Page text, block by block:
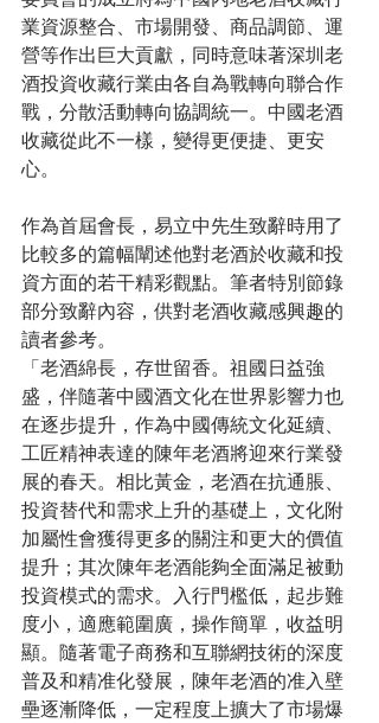
業資源整合、市場開發、商品調節、運
營等作出巨大貢獻，同時意味著深圳老
酒投資收藏行業由各自為戰轉向聯合作
戰，分散活動轉向協調統一。中國老酒
收藏從此不一樣，變得更便捷、更安
心。
作為首屆會長，易立中先生致辭時用了
比較多的篇幅闡述他對老酒於收藏和投
資方面的若干精彩觀點。筆者特別節錄
部分致辭內容，供對老酒收藏感興趣的
讀者參考。
「老酒綿長，存世留香。祖國日益強
盛，伴隨著中國酒文化在世界影響力也
在逐步提升，作為中國傳統文化延續、
工匠精神表達的陳年老酒將迎來行業發
展的春天。相比黃金，老酒在抗通脹、
投資替代和需求上升的基礎上，文化附
加屬性會獲得更多的關注和更大的價值
提升；其次陳年老酒能夠全面滿足被動
投資模式的需求。入行門檻低，起步難
度小，適應範圍廣，操作簡單，收益明
顯。隨著電子商務和互聯網技術的深度
普及和精准化發展，陳年老酒的准入壁
壘逐漸降低，一定程度上擴大了市場爆